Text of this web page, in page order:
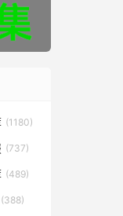
(1180)
(737)
(489)
(388)